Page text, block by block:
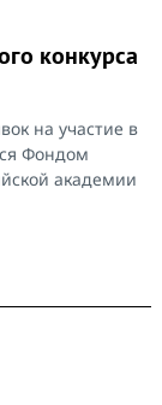
конкурса
на участие в
Фондом
академии